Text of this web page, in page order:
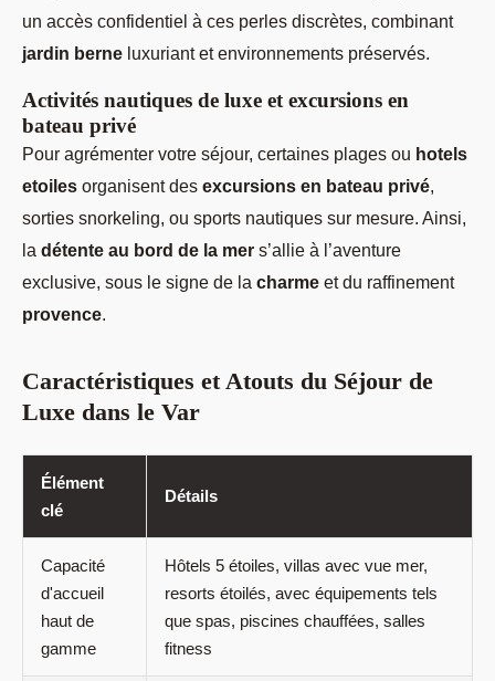
un accès confidentiel à ces perles discrètes, combinant
jardin berne luxuriant et environnements préservés.
Activités nautiques de luxe et excursions en
bateau privé
Pour agrémenter votre séjour, certaines plages ou hotels
etoiles organisent des excursions en bateau privé
sorties snorkeling, ou sports nautiques sur mesure. Ainsi,
la détente au bord de la mer s’allie à l’aventure
exclusive, sous le signe de la charme et du raffinement
provence
Caractéristiques et Atouts du Séjour de
Luxe dans le Var
Élément
clé
Détails
Capacité
d'accueil
haut de
gamme
Hôtels 5 étoiles, villas avec vue mer,
resorts étoilés, avec équipements tels
que spas, piscines chauffées, salles
fitness